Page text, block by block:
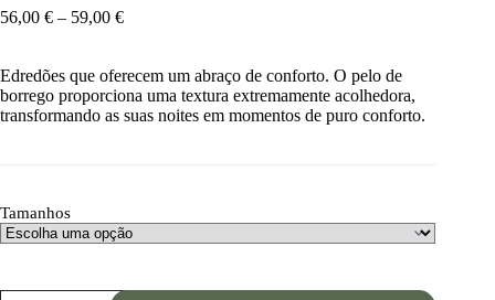
56,00 € – 59,00 €
Edredões que oferecem um abraço de conforto. O pelo de
borrego proporciona uma textura extremamente acolhedora,
transformando as suas noites em momentos de puro conforto.
Tamanhos